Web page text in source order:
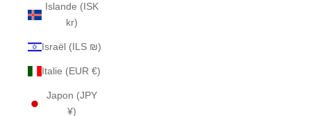
Islande (ISK
kr)
Israël (ILS ₪)
Italie (EUR €)
Japon (JPY
¥)